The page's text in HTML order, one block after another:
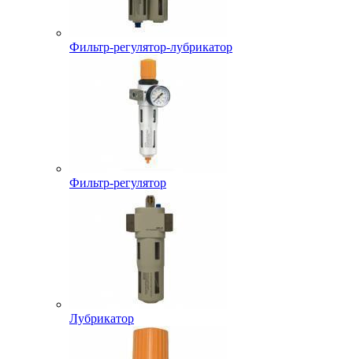
Фильтр-регулятор-лубрикатор
Фильтр-регулятор
Лубрикатор